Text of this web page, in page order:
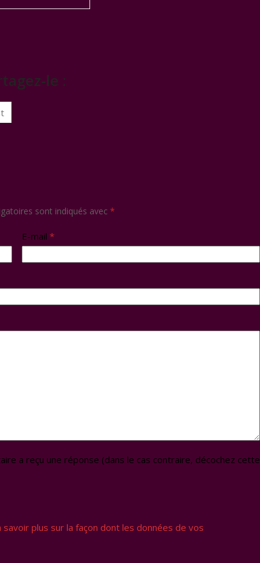
le :
sont indiqués avec *
E-mail*
a reçu une réponse (dans le cas contraire, décochez cette
savoir plus sur la façon dont les données de vos